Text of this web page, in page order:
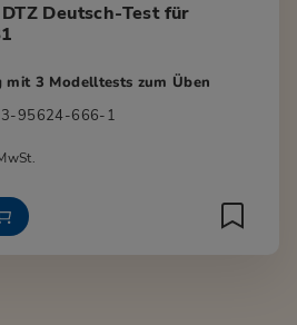
Deutsch-Test für
3 Modelltests zum Üben
3-95624-666-1